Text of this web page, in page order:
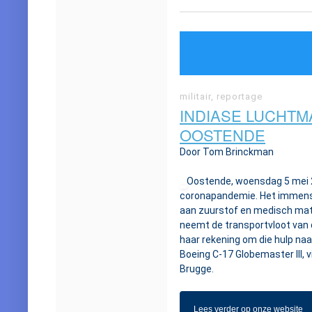
militair, reportage
INDIASE
OOSTENDE
Door Tom Brinckman
Oostende, woensdag 5
coronapandemie. Het
aan zuurstof en medisch
neemt de transportvloot van
haar rekening om die hulp
Boeing C-17 Globemaster
Brugge.
Lees verder op onze website